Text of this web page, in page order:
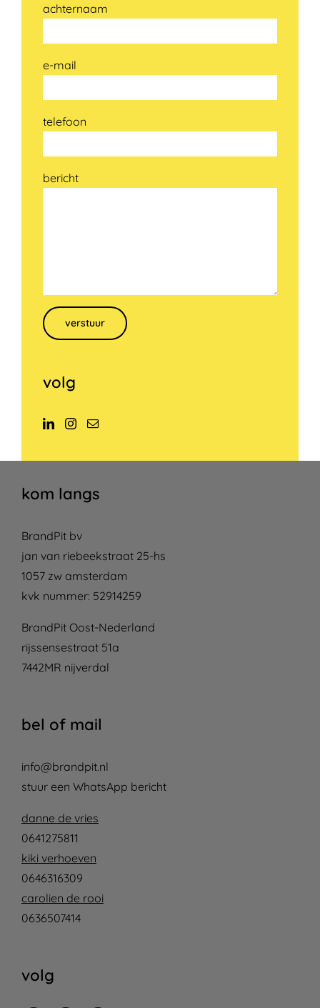
achternaam
e-mail
telefoon
bericht
Gelieve dit veld leeg te laten.
volg
kom langs
BrandPit bv
jan van riebeekstraat 25-hs
1057 zw amsterdam
kvk nummer: 52914259
BrandPit Oost-Nederland
rijssensestraat 51a
7442MR nijverdal
bel of mail
info@brandpit.nl
stuur een WhatsApp bericht
danne de vries
0641275811
kiki verhoeven
0646316309
carolien de rooi
0636507414
volg